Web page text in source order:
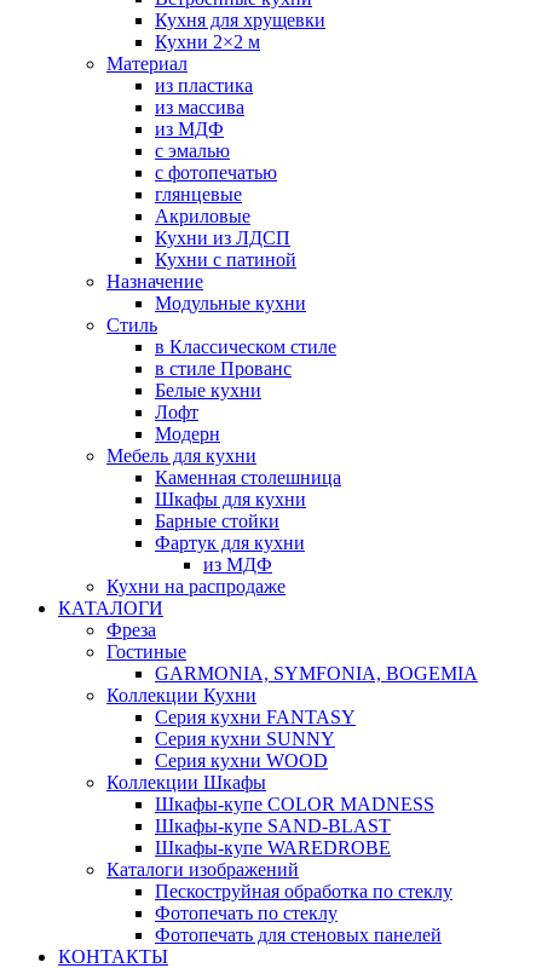
Кухня для хрущевки
Кухни 2×2 м
Материал
из пластика
из массива
из МДФ
с эмалью
с фотопечатью
глянцевые
Акриловые
Кухни из ЛДСП
Кухни с патиной
Назначение
Модульные кухни
Стиль
в Классическом стиле
в стиле Прованс
Белые кухни
Лофт
Модерн
Мебель для кухни
Каменная столешница
Шкафы для кухни
Барные стойки
Фартук для кухни
из МДФ
Кухни на распродаже
КАТАЛОГИ
Фреза
Гостиные
GARMONIA, SYMFONIA, BOGEMIA
Коллекции Кухни
Серия кухни FANTASY
Серия кухни SUNNY
Серия кухни WOOD
Коллекции Шкафы
Шкафы-купе COLOR MADNESS
Шкафы-купе SAND-BLAST
Шкафы-купе WAREDROBE
Каталоги изображений
Пескоструйная обработка по стеклу
Фотопечать по стеклу
Фотопечать для стеновых панелей
КОНТАКТЫ